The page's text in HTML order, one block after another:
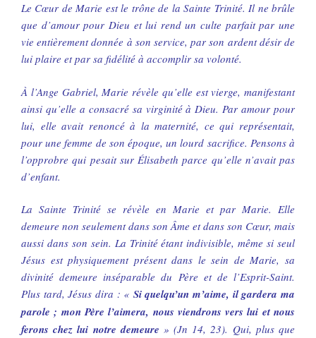
Le Cœur de Marie est le trône de la Sainte Trinité. Il ne brûle
que d’amour pour Dieu et lui rend un culte parfait par une
vie entièrement donnée à son service, par son ardent désir de
lui plaire et par sa fidélité à accomplir sa volonté.
À l’Ange Gabriel, Marie révèle qu’elle est vierge, manifestant
ainsi qu’elle a consacré sa virginité à Dieu. Par amour pour
lui, elle avait renoncé à la maternité, ce qui représentait,
pour une femme de son époque, un lourd sacrifice. Pensons à
l’opprobre qui pesait sur Élisabeth parce qu’elle n’avait pas
d’enfant.
La Sainte Trinité se révèle en Marie et par Marie. Elle
demeure non seulement dans son Âme et dans son Cœur, mais
aussi dans son sein. La Trinité étant indivisible, même si seul
Jésus est physiquement présent dans le sein de Marie, sa
divinité demeure inséparable du Père et de l’Esprit-Saint.
Plus tard, Jésus dira : « Si quelqu’un m’aime, il gardera ma
parole ; mon Père l’aimera, nous viendrons vers lui et nous
ferons chez lui notre demeure » (Jn 14, 23). Qui, plus que